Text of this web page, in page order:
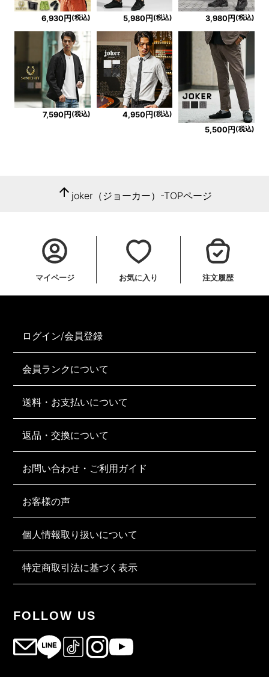
6,930円(税込) 5,980円(税込) 3,980円(税込)
7,590円(税込) 4,950円(税込)
5,500円 (税込)
arrow_upward joker（ジョーカー）-TOPページ
マイページ お気に入り 注文履歴
ログイン/会員登録
会員ランクについて
送料・お支払いについて
返品・交換について
お問い合わせ・ご利用ガイド
お客様の声
個人情報取り扱いについて
特定商取引法に基づく表示
FOLLOW US